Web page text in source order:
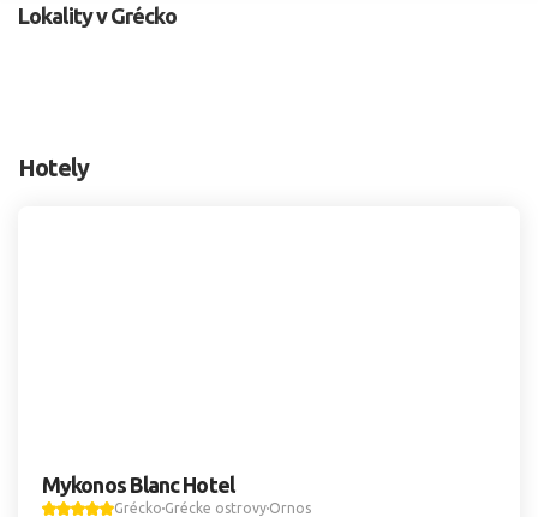
2 dospelí, 0 deti
Lokality v Grécko
Hotely
Mykonos Blanc Hotel
Grécko Grécke ostrovy Ornos